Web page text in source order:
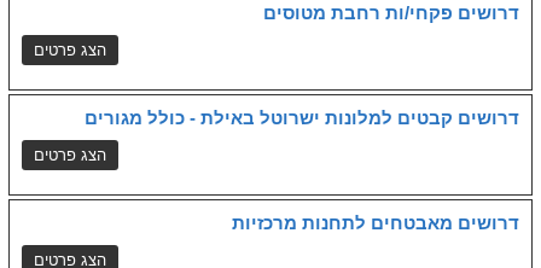
דרושים פקחי/ות רחבת מטוסים
דרושים קבטים למלונות ישרוטל באילת - כולל מגורים
דרושים מאבטחים לתחנות מרכזיות